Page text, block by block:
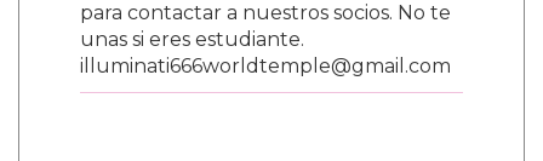
para contactar a nuestros socios. No te
unas si eres estudiante.
illuminati666worldtemple@gmail.com